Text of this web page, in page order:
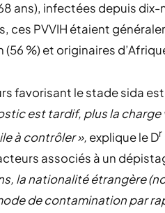
ans), infectées depuis dix-
ces PVVIH étaient
(56 %) et originaires
favorisant le stade sida
est tardif, plus la
à contrôler », explique le Dr
associés à un
la nationalité étrangère
de contamination par